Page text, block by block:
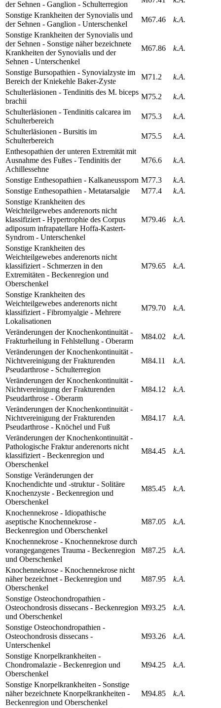
der Sehnen - Ganglion - Schulterregion
Sonstige Krankheiten der Synovialis und
der Sehnen - Ganglion - Unterschenkel
M67.46
k.A.
Sonstige Krankheiten der Synovialis und
der Sehnen - Sonstige näher bezeichnete
Krankheiten der Synovialis und der
Sehnen - Unterschenkel
M67.86 k.A.
Sonstige Bursopathien - Synovialzyste im
Bereich der Kniekehle Baker-Zyste
M71.2
k.A.
Schulterläsionen - Tendinitis des M. biceps
brachii
M75.2
k.A.
Schulterläsionen - Tendinitis calcarea im
Schulterbereich
M75.3
k.A.
Schulterläsionen - Bursitis im
Schulterbereich
M75.5
k.A.
Enthesopathien der unteren Extremität mit
Ausnahme des Fußes - Tendinitis der
Achillessehne
M76.6 k.A.
Sonstige Enthesopathien - Kalkaneussporn M77.3
k.A.
Sonstige Enthesopathien - Metatarsalgie
M77.4
k.A.
Sonstige Krankheiten des
Weichteilgewebes anderenorts nicht
klassifiziert - Hypertrophie des Corpus
adiposum infrapatellare Hoffa-Kastert-
Syndrom - Unterschenkel
M79.46 k.A.
Sonstige Krankheiten des
Weichteilgewebes anderenorts nicht
klassifiziert - Schmerzen in den
Extremitäten - Beckenregion und
Oberschenkel
M79.65 k.A.
Sonstige Krankheiten des
Weichteilgewebes anderenorts nicht
klassifiziert - Fibromyalgie - Mehrere
Lokalisationen
M79.70 k.A.
Veränderungen der Knochenkontinuität -
Frakturheilung in Fehlstellung - Oberarm
M84.02
k.A.
Veränderungen der Knochenkontinuität -
Nichtvereinigung der Frakturenden
Pseudarthrose - Schulterregion
M84.11 k.A.
Veränderungen der Knochenkontinuität -
Nichtvereinigung der Frakturenden
Pseudarthrose - Oberarm
M84.12 k.A.
Veränderungen der Knochenkontinuität -
Nichtvereinigung der Frakturenden
Pseudarthrose - Knöchel und Fuß
M84.17 k.A.
Veränderungen der Knochenkontinuität -
Pathologische Fraktur anderenorts nicht
klassifiziert - Beckenregion und
Oberschenkel
M84.45 k.A.
Sonstige Veränderungen der
Knochendichte und -struktur - Solitäre
Knochenzyste - Beckenregion und
Oberschenkel
M85.45 k.A.
Knochennekrose - Idiopathische
aseptische Knochennekrose -
Beckenregion und Oberschenkel
M87.05 k.A.
Knochennekrose - Knochennekrose durch
vorangegangenes Trauma - Beckenregion
und Oberschenkel
M87.25 k.A.
Knochennekrose - Knochennekrose nicht
näher bezeichnet - Beckenregion und
Oberschenkel
M87.95 k.A.
Sonstige Osteochondropathien -
Osteochondrosis dissecans - Beckenregion
und Oberschenkel
M93.25 k.A.
Sonstige Osteochondropathien -
Osteochondrosis dissecans -
Unterschenkel
M93.26 k.A.
Sonstige Knorpelkrankheiten -
Chondromalazie - Beckenregion und
Oberschenkel
M94.25 k.A.
Sonstige Knorpelkrankheiten - Sonstige
näher bezeichnete Knorpelkrankheiten -
Beckenregion und Oberschenkel
M94.85 k.A.